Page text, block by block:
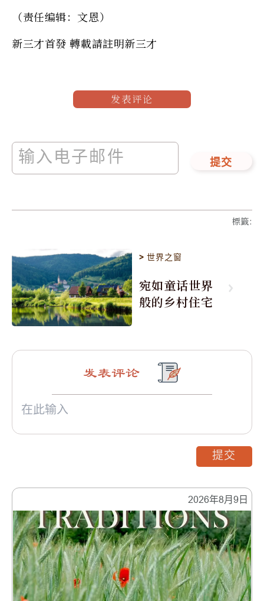
（责任编辑：文恩）
新三才首發 轉載請註明新三才
发表评论
提交
標籤:
>世界之窗
宛如童话世界
般的乡村住宅
2026年8月9日
发表评论
提交